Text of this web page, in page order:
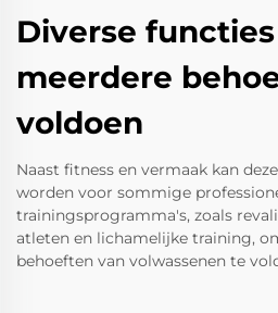
Diverse
meerdere
voldoen
Naast fitness en vermaak kan
worden voor sommige
trainingsprogramma's, zoals
atleten en lichamelijke training,
behoeften van volwassenen te